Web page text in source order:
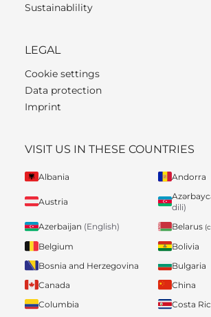
Sustainablility
LEGAL
Cookie settings
Data protection
Imprint
VISIT US IN THESE COUNTRIES
Albania Andorra
Austria
dili)
Azerbaijan (English) Belarus
Belgium
Bolivia
Bosnia and Herzegovina
Bulgaria
Canada
China
Columbia
Costa